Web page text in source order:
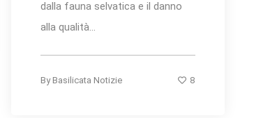
dalla fauna selvatica e il danno
alla qualità...
By Basilicata Notizie 8